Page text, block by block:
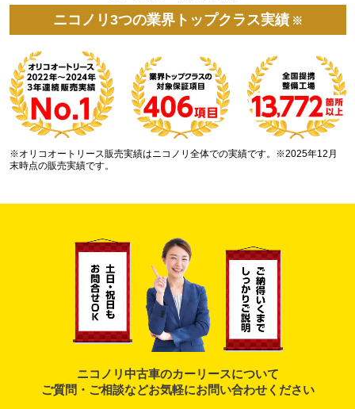
ニコノリ3つの業界トップクラス実績 ※
※オリコオートリース販売実績はニコノリ全体での実績です。※2025年12月
末時点の販売実績です。
ニコノリ中古車のカーリースについて
ご質問・ご相談などお気軽にお問い合わせください